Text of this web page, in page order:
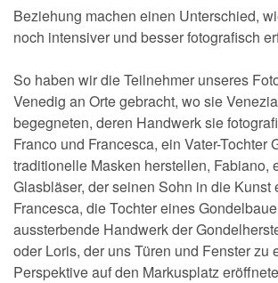
Beziehung machen einen Unterschied,
noch intensiver und besser fotografisch
So haben wir die Teilnehmer unseres
Venedig an Orte gebracht, wo sie
begegneten, deren Handwerk sie
Franco und Francesca, ein Vater-Tochter
traditionelle Masken herstellen, Fabiano,
Glasbläser, der seinen Sohn in die Kunst
Francesca, die Tochter eines
aussterbende Handwerk der
oder Loris, der uns Türen und Fenster zu
Perspektive auf den Markusplatz